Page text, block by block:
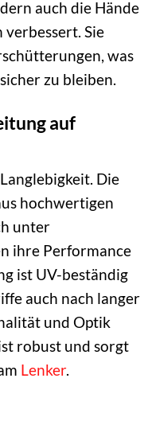
auch die Hände
Sie
was
zu bleiben.
auf
Die
hochwertigen
unter
ihre Performance
ist UV-beständig
auch nach langer
und Optik
robust und sorgt
Lenker.